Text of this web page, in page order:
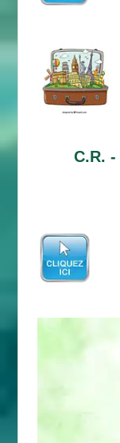
C.R. -